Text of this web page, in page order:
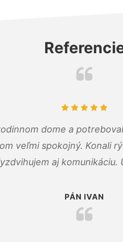
dome a
veľmi spokojný. Konali
aj komunikáciu.
PÁN IVAN